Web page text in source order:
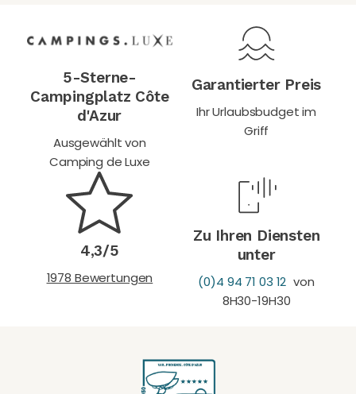
5-Sterne-
Campingplatz Côte
d'Azur
Ausgewählt von
Camping de Luxe
Garantierter Preis
Ihr Urlaubsbudget im
Griff
4,3/5
1978 Bewertungen
Zu Ihren Diensten
unter
(0)4 94 71 03 12 von
8H30-19H30